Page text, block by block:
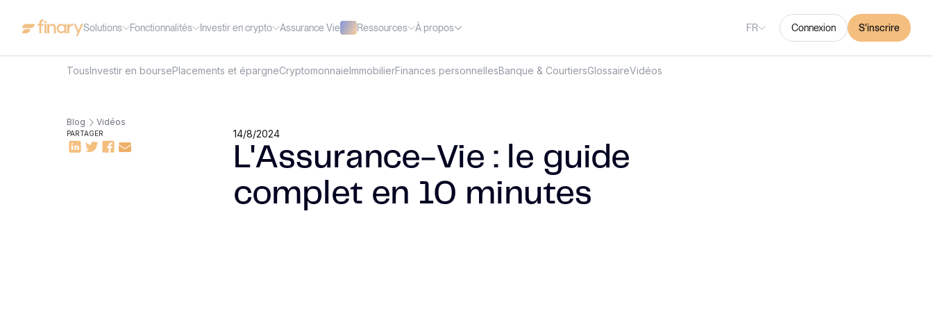
Solutions Fonctionnalités Investir en crypto Assurance Vie Ressources À propos FR Connexion S'inscrire
TousInvestir en boursePlacements et épargneCryptomonnaieImmobilierFinances personnellesBanque & CourtiersGlossaireVidéos
Blog Vidéos
PARTAGER 14/8/2024
L'Assurance-Vie : le guide
complet en 10 minutes